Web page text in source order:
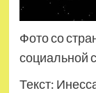
Фото со
социальной
Текст: